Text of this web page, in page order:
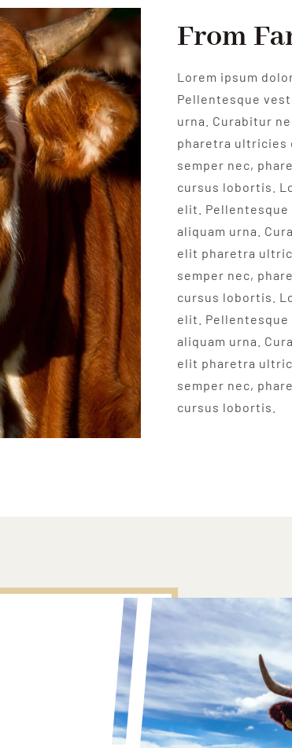
From
Lorem ipsum
Pellentesque
urna. Curabitur
pharetra ultricies
semper nec,
cursus lobortis.
elit. Pellentesque
aliquam urna.
elit pharetra
semper nec,
cursus lobortis.
elit. Pellentesque
aliquam urna.
elit pharetra
semper nec,
cursus lobortis.